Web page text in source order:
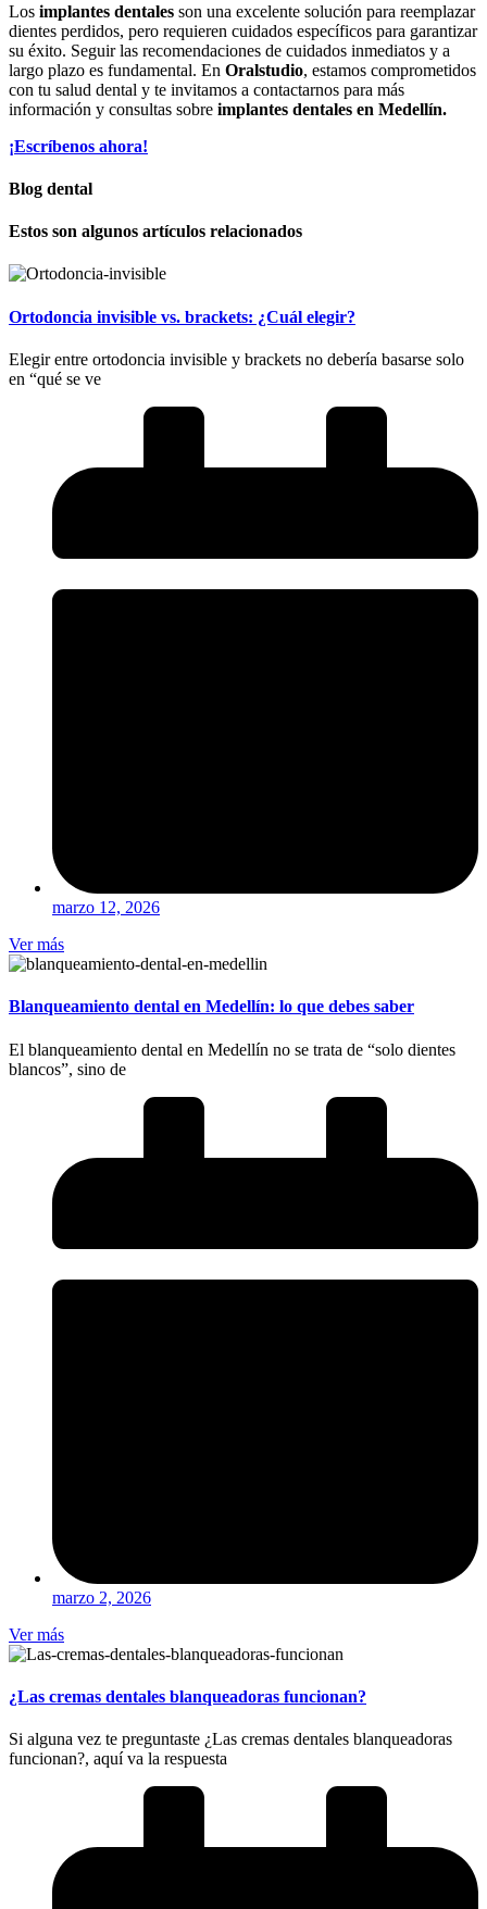
Los implantes dentales son una excelente solución para reemplazar
dientes perdidos, pero requieren cuidados específicos para garantizar
su éxito. Seguir las recomendaciones de cuidados inmediatos y a
largo plazo es fundamental. En Oralstudio, estamos comprometidos
con tu salud dental y te invitamos a contactarnos para más
información y consultas sobre implantes dentales en Medellín.
¡Escríbenos ahora!
Blog dental
Estos son algunos artículos relacionados
Ortodoncia invisible vs. brackets: ¿Cuál elegir?
Elegir entre ortodoncia invisible y brackets no debería basarse solo
en “qué se ve
marzo 12, 2026
Ver más
Blanqueamiento dental en Medellín: lo que debes saber
El blanqueamiento dental en Medellín no se trata de “solo dientes
blancos”, sino de
marzo 2, 2026
Ver más
¿Las cremas dentales blanqueadoras funcionan?
Si alguna vez te preguntaste ¿Las cremas dentales blanqueadoras
funcionan?, aquí va la respuesta